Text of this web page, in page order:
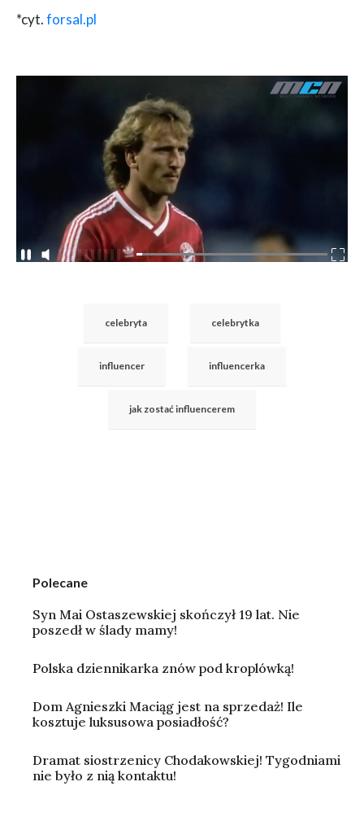
*cyt.forsal.pl
celebryta celebrytka
influencer influencerka
jak zostać influencerem
Polecane
Syn Mai Ostaszewskiej skończył 19 lat. Nie
poszedł w ślady mamy!
Polska dziennikarka znów pod kroplówką!
Dom Agnieszki Maciąg jest na sprzedaż! Ile
kosztuje luksusowa posiadłość?
Dramat siostrzenicy Chodakowskiej! Tygodniami
nie było z nią kontaktu!